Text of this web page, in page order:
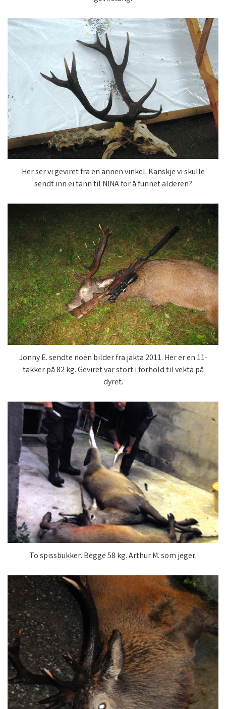
Her ser vi geviret fra en annen vinkel. Kanskje vi skulle
sendt inn ei tann til NINA for å funnet alderen?
Jonny E. sendte noen bilder fra jakta 2011. Her er en 11-
takker på 82 kg. Geviret var stort i forhold til vekta på
dyret.
To spissbukker. Begge 58 kg. Arthur M. som jeger.